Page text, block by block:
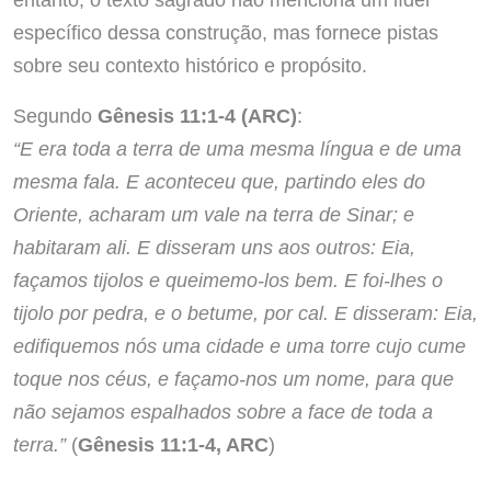
específico dessa construção, mas fornece pistas
sobre seu contexto histórico e propósito.
Segundo Gênesis 11:1-4 (ARC):
“E era toda a terra de uma mesma língua e de uma
mesma fala. E aconteceu que, partindo eles do
Oriente, acharam um vale na terra de Sinar; e
habitaram ali. E disseram uns aos outros: Eia,
façamos tijolos e queimemo-los bem. E foi-lhes o
tijolo por pedra, e o betume, por cal. E disseram: Eia,
edifiquemos nós uma cidade e uma torre cujo cume
toque nos céus, e façamo-nos um nome, para que
não sejamos espalhados sobre a face de toda a
terra.”(Gênesis 11:1-4, ARC)